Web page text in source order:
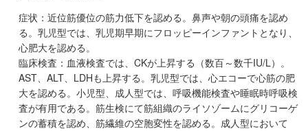
症状：近位筋優位の筋力低下を認める。鼻声や朝の頭痛を認め
る。乳児型では、乳児期早期にフロッピーインファントとなり、
心肥大を認める。
臨床検査：血液検査では、CKが上昇する（数百～数千IU/L）。
AST、ALT、LDHも上昇する。乳児型では、心エコーで心筋の肥
大を認める。小児型、成人型では、呼吸機能検査や睡眠時呼吸検
査が有用である。筋生検にて筋組織のライソゾームにグリコーゲ
ンの蓄積を認め、筋繊維の空胞変性を認める。成人型において